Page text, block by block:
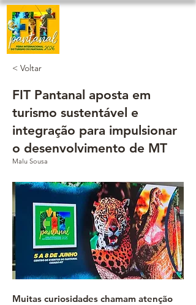
< Voltar
FIT Pantanal aposta em
turismo sustentável e
integração para impulsionar
o desenvolvimento de MT
Malu Sousa
Muitas curiosidades chamam atenção